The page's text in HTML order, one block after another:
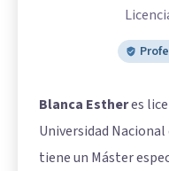
Blanca Estheres
Universidad
tiene un Máster